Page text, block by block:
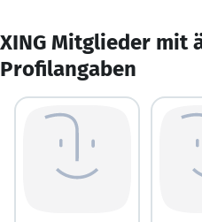
XING Mitglieder mit
Profilangaben